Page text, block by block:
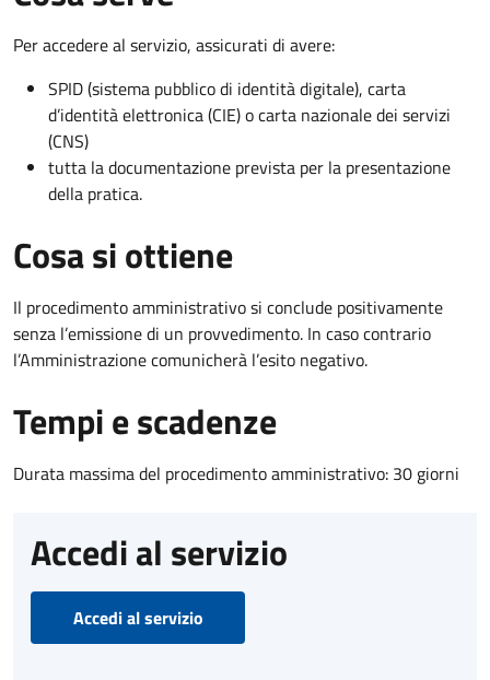
Per accedere al servizio, assicurati di avere:
SPID (sistema pubblico di identità digitale), carta
d’identità elettronica (CIE) o carta nazionale dei servizi
(CNS)
tutta la documentazione prevista per la presentazione
della pratica.
Cosa si ottiene
Il procedimento amministrativo si conclude positivamente
senza l’emissione di un provvedimento. In caso contrario
l’Amministrazione comunicherà l’esito negativo.
Tempi e scadenze
Durata massima del procedimento amministrativo: 30 giorni
Accedi al servizio
Accedi al servizio